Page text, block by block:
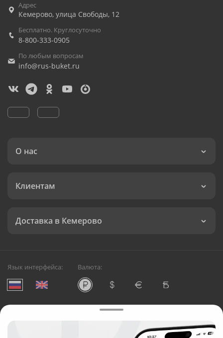
Адрес
Кемерово, улица Свободы, 12
Бесплатно. Круглосуточно
8-800-333-0905
По любым вопросам
info@rus-buket.ru
О нас
Клиентам
Доставка в Кемерово
Язык интерфейса: Валюта:
Служба круглосуточной доставки цветов в Кемерово
Русский Букет, 2026